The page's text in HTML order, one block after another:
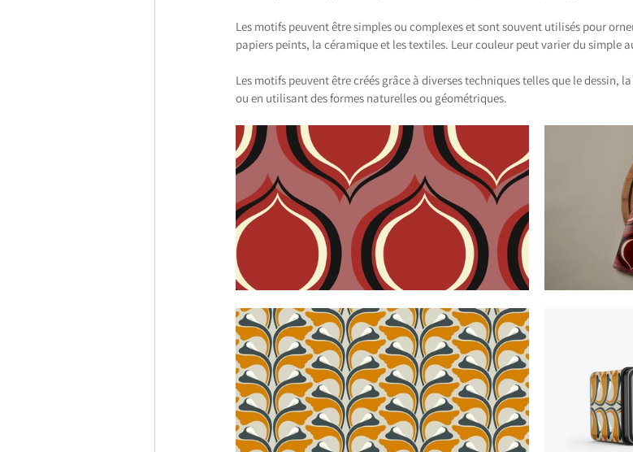
Les motifs peuvent être simples ou complexes et sont souvent utilisés pour
papiers peints, la céramique et les textiles. Leur couleur peut varier du simple
Les motifs peuvent être créés grâce à diverses techniques telles que le
ou en utilisant des formes naturelles ou géométriques.